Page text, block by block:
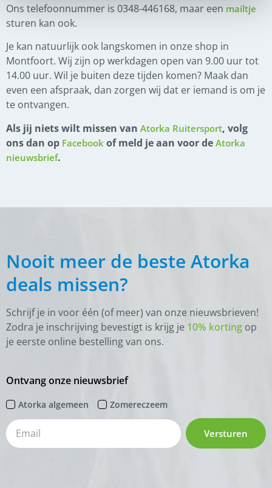
Ons telefoonnummer is 0348-446168, maar een mailtje
sturen kan ook.
Je kan natuurlijk ook langskomen in onze shop in
Montfoort. Wij zijn op werkdagen open van 9.00 uur tot
14.00 uur. Wil je buiten deze tijden komen? Maak dan
even een afspraak, dan zorgen wij dat er iemand is om je
te ontvangen.
Als jij niets wilt missen van Atorka Ruitersport, volg
ons dan op Facebook of meld je aan voor de Atorka
nieuwsbrief.
Nooit meer de beste Atorka
deals missen?
Schrijf je in voor één (of meer) van onze nieuwsbrieven!
Zodra je inschrijving bevestigt is krijg je 10% korting op
je eerste online bestelling van ons.
Ontvang onze nieuwsbrief
Atorka algemeen Zomereczeem
Versturen